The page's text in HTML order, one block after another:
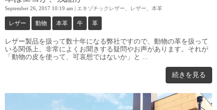
September 26, 2017 10:19 am | エキゾチックレザー レザー 本革
レザー 動物 本革 牛 革
レザー製品を扱って数十年になる弊社ですので、動物の革を扱って
いる関係上、非常によくお聞きする疑問やお声があります。それが
「動物の皮を使って、可哀想ではないか」と ...
続きを見る